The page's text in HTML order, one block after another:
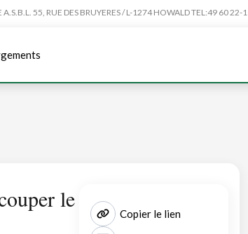
55, RUE DES BRUYERES / L-1274 HOWALD TEL:49 60 22-1
le
Copier le lien